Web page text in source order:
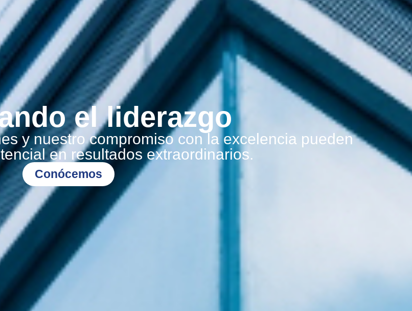
el liderazgo
y nuestro compromiso con la excelencia pueden
en resultados extraordinarios.
Conócemos